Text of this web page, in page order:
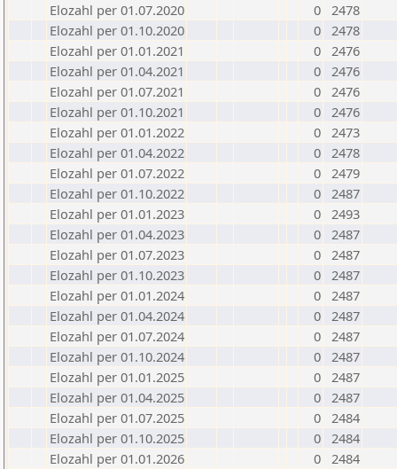
Elozahl per 01.07.2020
0 2478
Elozahl per 01.10.2020
0 2478
Elozahl per 01.01.2021
0 2476
Elozahl per 01.04.2021
0 2476
Elozahl per 01.07.2021
0 2476
Elozahl per 01.10.2021
0 2476
Elozahl per 01.01.2022
0 2473
Elozahl per 01.04.2022
0 2478
Elozahl per 01.07.2022
0 2479
Elozahl per 01.10.2022
0 2487
Elozahl per 01.01.2023
0 2493
Elozahl per 01.04.2023
0 2487
Elozahl per 01.07.2023
0 2487
Elozahl per 01.10.2023
0 2487
Elozahl per 01.01.2024
0 2487
Elozahl per 01.04.2024
0 2487
Elozahl per 01.07.2024
0 2487
Elozahl per 01.10.2024
0 2487
Elozahl per 01.01.2025
0 2487
Elozahl per 01.04.2025
0 2487
Elozahl per 01.07.2025
0 2484
Elozahl per 01.10.2025
0 2484
Elozahl per 01.01.2026
0 2484